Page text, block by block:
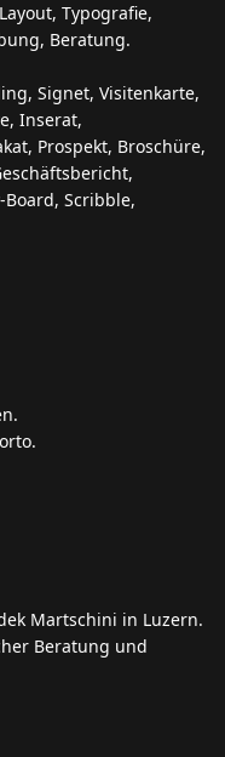
Typografie,
Beratung.
Signet, Visitenkarte,
Inserat,
Prospekt, Broschüre,
Board, Scribble,
Martschini in Luzern.
Beratung und